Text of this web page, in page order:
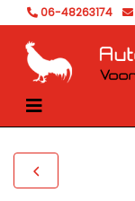
06-48263174